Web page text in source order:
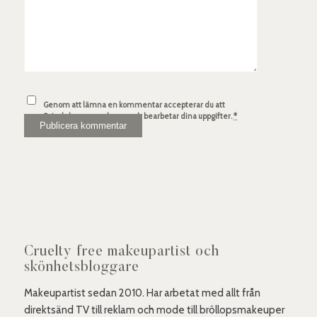
Genom att lämna en kommentar accepterar du att
Spindelsven.com lagrar och bearbetar dina uppgifter.*
Cruelty free makeupartist och
skönhetsbloggare
Makeupartist sedan 2010. Har arbetat med allt från
direktsänd TV till reklam och mode till bröllopsmakeuper